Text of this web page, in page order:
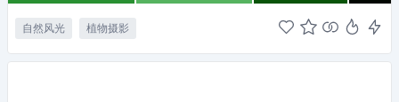
自然风光 植物摄影